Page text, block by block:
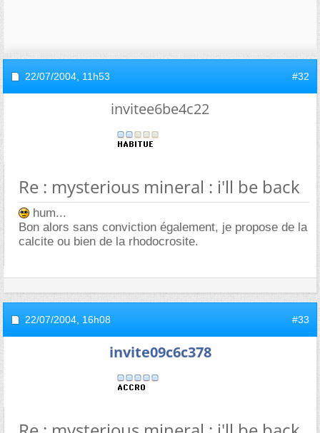
22/07/2004, 11h53 #32
invitee6be4c22
Re : mysterious mineral : i'll be back
hum...
Bon alors sans conviction également, je propose de la
calcite ou bien de la rhodocrosite.
22/07/2004, 16h08 #33
invite09c6c378